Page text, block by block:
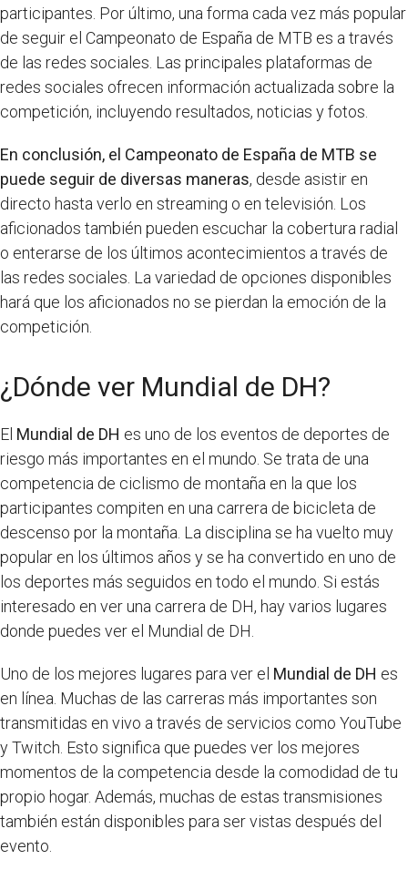
participantes. Por último, una forma cada vez más popular
de seguir el Campeonato de España de MTB es a través
de las redes sociales. Las principales plataformas de
redes sociales ofrecen información actualizada sobre la
competición, incluyendo resultados, noticias y fotos.
En conclusión, el Campeonato de España de MTB se
puede seguir de diversas maneras, desde asistir en
directo hasta verlo en streaming o en televisión. Los
aficionados también pueden escuchar la cobertura radial
o enterarse de los últimos acontecimientos a través de
las redes sociales. La variedad de opciones disponibles
hará que los aficionados no se pierdan la emoción de la
competición.
¿Dónde ver Mundial de DH?
El Mundial de DH es uno de los eventos de deportes de
riesgo más importantes en el mundo. Se trata de una
competencia de ciclismo de montaña en la que los
participantes compiten en una carrera de bicicleta de
descenso por la montaña. La disciplina se ha vuelto muy
popular en los últimos años y se ha convertido en uno de
los deportes más seguidos en todo el mundo. Si estás
interesado en ver una carrera de DH, hay varios lugares
donde puedes ver el Mundial de DH.
Uno de los mejores lugares para ver el Mundial de DH es
en línea. Muchas de las carreras más importantes son
transmitidas en vivo a través de servicios como YouTube
y Twitch. Esto significa que puedes ver los mejores
momentos de la competencia desde la comodidad de tu
propio hogar. Además, muchas de estas transmisiones
también están disponibles para ser vistas después del
evento.